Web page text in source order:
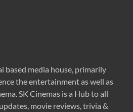
based media house, primarily
the entertainment as well as
SK Cinemas is a Hub to all
movie reviews, trivia &